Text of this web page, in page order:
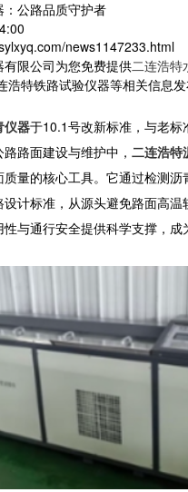
公路品质守护者
news1147233.html
限公司为您免费提供二连浩特
浩特铁路试验仪器等相关信息
仪器于10.1号改新标准，与老标
路面建设与维护中， 二连浩特
量的核心工具。它通过检测
计标准，从源头避免路面高温
与通行安全提供科学支撑，